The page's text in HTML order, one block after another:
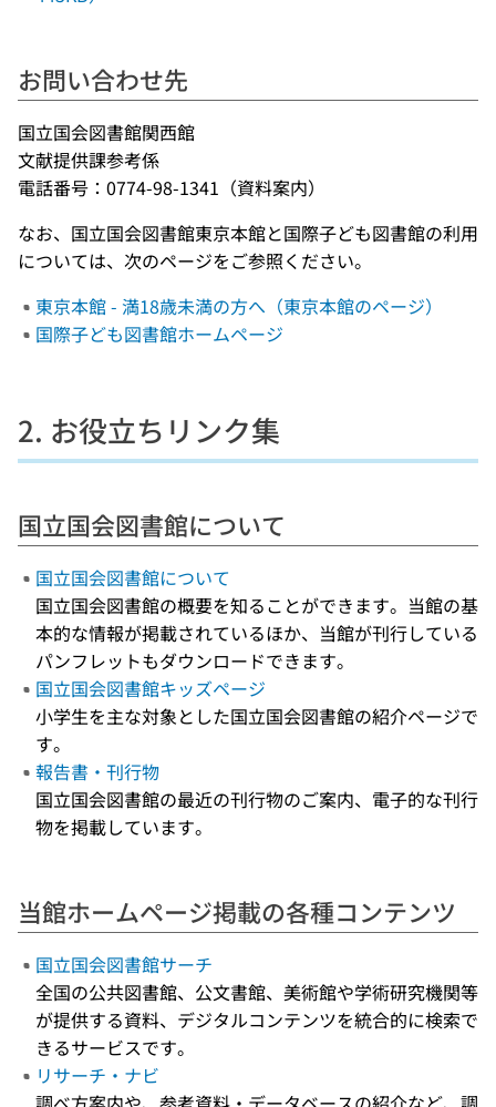
お問い合わせ先
国立国会図書館関西館
文献提供課参考係
電話番号：0774-98-1341（資料案内）
なお、国立国会図書館東京本館と国際子ども図書館の利用
については、次のページをご参照ください。
東京本館 - 満18歳未満の方へ（東京本館のページ）
国際子ども図書館ホームページ
2. お役立ちリンク集
国立国会図書館について
国立国会図書館について
国立国会図書館の概要を知ることができます。当館の基
本的な情報が掲載されているほか、当館が刊行している
パンフレットもダウンロードできます。
国立国会図書館キッズページ
小学生を主な対象とした国立国会図書館の紹介ページで
す。
報告書・刊行物
国立国会図書館の最近の刊行物のご案内、電子的な刊行
物を掲載しています。
当館ホームページ掲載の各種コンテンツ
国立国会図書館サーチ
全国の公共図書館、公文書館、美術館や学術研究機関等
が提供する資料、デジタルコンテンツを統合的に検索で
きるサービスです。
リサーチ・ナビ